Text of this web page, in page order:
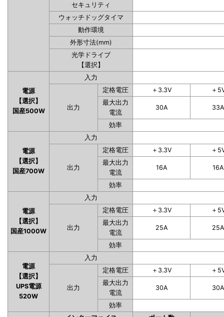
セキュリティ
ウォッチドッグタイマ
動作環境
外形寸法(mm)
光学ドライブ
【選択】
電源
【選択】
国産500W
入力
出力
定格電圧 ＋3.3V
＋
最大出力
電流
30A 33A
効率
電源
【選択】
国産700W
入力
出力
定格電圧 ＋3.3V
＋
最大出力
電流
16A 16A
効率
電源
【選択】
国産1000W
入力
出力
定格電圧 ＋3.3V
＋
最大出力
電流
25A 25A
効率
電源
【選択】
UPS電源
520W
入力
出力
定格電圧 ＋3.3V
＋
最大出力
電流
30A 30A
効率